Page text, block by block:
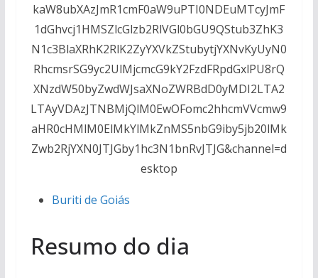
kaW8ubXAzJmR1cmF0aW9uPTI0NDEuMTcyJmF
1dGhvcj1HMSZlcGlzb2RlVGl0bGU9QStub3ZhK3
N1c3BlaXRhK2RlK2ZyYXVkZStubytjYXNvKyUyN0
RhcmsrSG9yc2UlMjcmcG9kY2FzdFRpdGxlPU8rQ
XNzdW50byZwdWJsaXNoZWRBdD0yMDI2LTA2
LTAyVDAzJTNBMjQlM0EwOFomc2hhcmVVcmw9
aHR0cHMlM0ElMkYlMkZnMS5nbG9iby5jb20lMk
Zwb2RjYXN0JTJGby1hc3N1bnRvJTJG&channel=d
esktop
Buriti de Goiás
Resumo do dia